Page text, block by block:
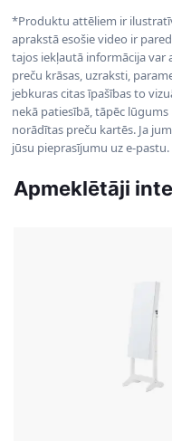
*Produktu attēliem ir
aprakstā esošie video ir
tajos iekļautā informācija var
preču krāsas, uzraksti,
jebkuras citas īpašības to
nekā patiesībā, tāpēc
norādītas preču kartēs. Ja
jūsu pieprasījumu uz e-
Apmeklētāji